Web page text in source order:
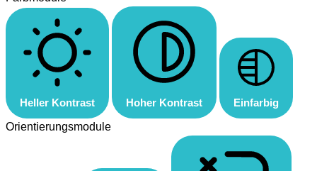
Heller Kontrast Hoher Kontrast Einfarbig
Orientierungsmodule